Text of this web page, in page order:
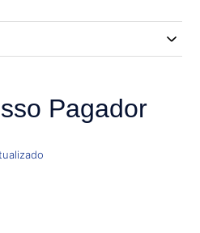
Pagador